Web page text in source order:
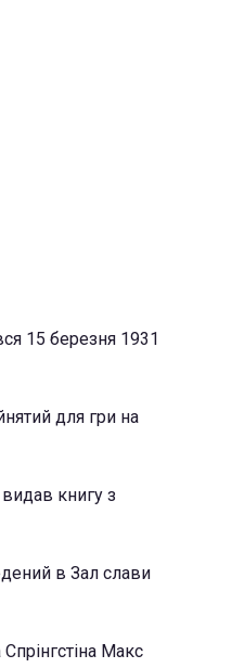
15 березня 1931
для гри на
книгу з
в Зал слави
Макс